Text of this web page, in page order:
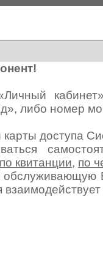
либо номер
карты доступа
по квитанции, по